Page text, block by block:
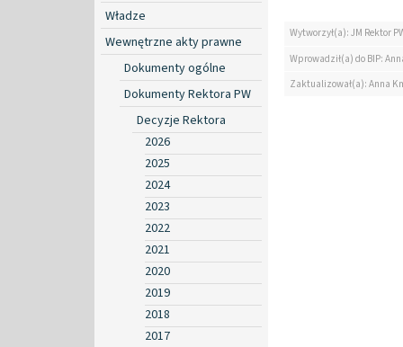
Władze
Wewnętrzne akty prawne
Dokumenty ogólne
Dokumenty Rektora PW
Decyzje Rektora
2026
2025
2024
2023
2022
2021
2020
2019
2018
2017
Wytworzył(a): JM Rektor
Wprowadził(a) do BIP:
Zaktualizował(a): Anna